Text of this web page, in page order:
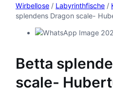
Wirbellose / Labyrinthfische /
splendens Dragon scale-
Betta
scale-